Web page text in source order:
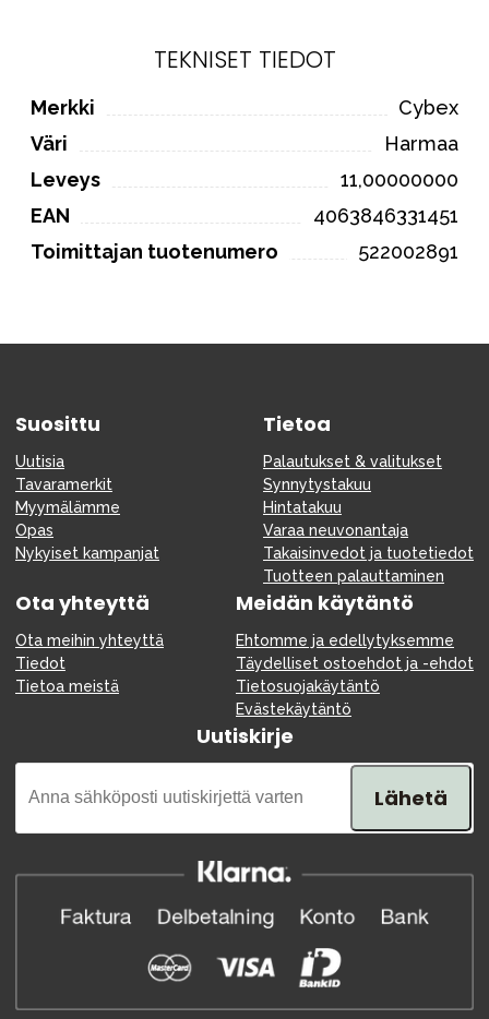
TEKNISET TIEDOT
Merkki
Cybex
Väri
Harmaa
Leveys
11,00000000
EAN
4063846331451
Toimittajan tuotenumero
522002891
Suosittu
Uutisia
Tavaramerkit
Myymälämme
Opas
Nykyiset kampanjat
Tietoa
Palautukset & valitukset
Synnytystakuu
Hintatakuu
Varaa neuvonantaja
Takaisinvedot ja tuotetiedot
Tuotteen palauttaminen
Ota yhteyttä
Ota meihin yhteyttä
Tiedot
Tietoa meistä
Meidän käytäntö
Ehtomme ja edellytyksemme
Täydelliset ostoehdot ja -ehdot
Tietosuojakäytäntö
Evästekäytäntö
Uutiskirje
Lähetä